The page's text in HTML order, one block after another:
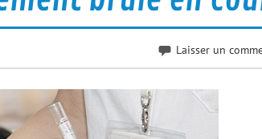
Laisser un